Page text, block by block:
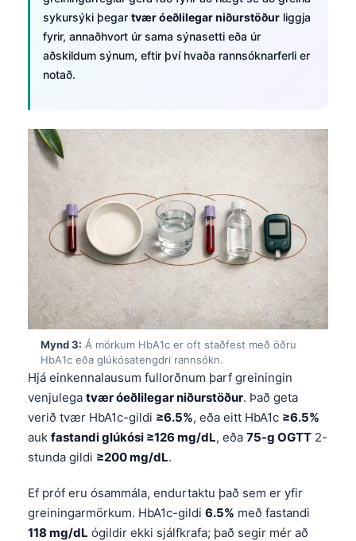
sykursýki þegar tvær óeðlilegar niðurstöður liggja
fyrir, annaðhvort úr sama sýnasetti eða úr
aðskildum sýnum, eftir því hvaða rannsóknarferli er
notað.
Mynd 3: Á mörkum HbA1c er oft staðfest með öðru
HbA1c eða glúkósatengdri rannsókn.
Hjá einkennalausum fullorðnum þarf greiningin
venjulega tvær óeðlilegar niðurstöður. Það geta
verið tvær HbA1c-gildi ≥6.5%, eða eitt HbA1c ≥6.5%
auk fastandi glúkósi ≥126 mg/dL, eða 75-g OGTT 2-
stunda gildi ≥200 mg/dL.
Ef próf eru ósammála, endurtaktu það sem er yfir
greiningarmörkum. HbA1c-gildi 6.5% með fastandi
118 mg/dL ógildir ekki sjálfkrafa; það segir mér að